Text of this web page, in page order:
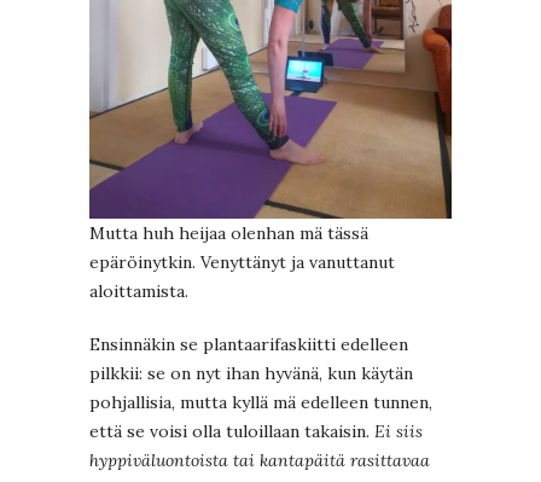
Mutta huh heijaa olenhan mä tässä
epäröinytkin. Venyttänyt ja vanuttanut
aloittamista.
Ensinnäkin se plantaarifaskiitti edelleen
pilkkii: se on nyt ihan hyvänä, kun käytän
pohjallisia, mutta kyllä mä edelleen tunnen,
että se voisi olla tuloillaan takaisin. Ei siis
hyppiväluontoista tai kantapäitä rasittavaa